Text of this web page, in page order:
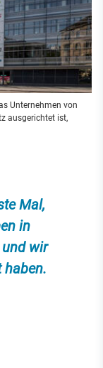
Unternehmen von
ausgerichtet ist,
Mal,
in
wir
haben.